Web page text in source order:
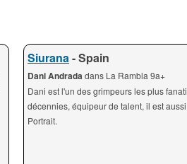
Siurana- Spain
Dani Andradadans La Rambla 9a+
Dani est l'un des grimpeurs les plus
décennies, équipeur de talent, il est
Portrait.